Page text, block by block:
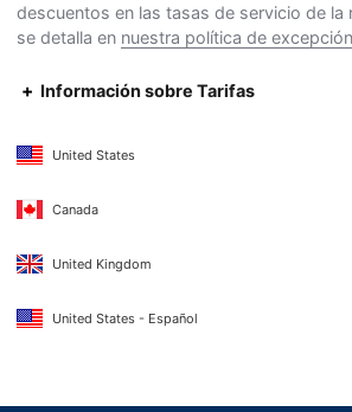
descuentos en las tasas de servicio de la
se detalla en nuestra política de
Información sobre Tarifas
United States
Canada
United Kingdom
United States - Español